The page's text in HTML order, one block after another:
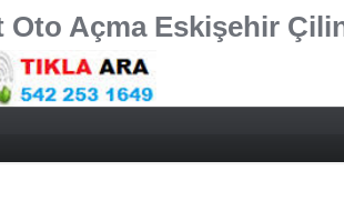
Oto Açma Eskişehir